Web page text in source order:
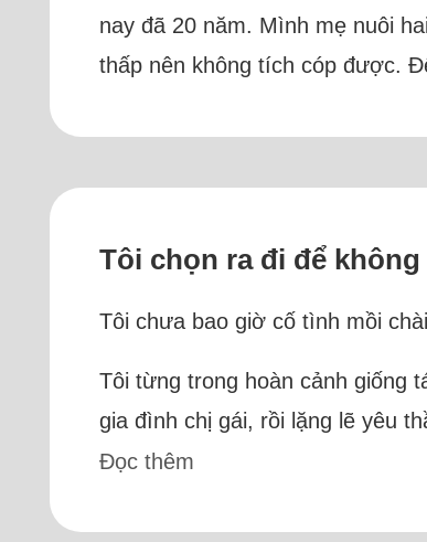
nay đã 20 năm. Mình mẹ nuôi
thấp nên không tích cóp được.
Tôi chọn ra đi để
Tôi chưa bao giờ cố tình mồi
Tôi từng trong hoàn cảnh giống
gia đình chị gái, rồi lặng lẽ yêu
Đọc thêm